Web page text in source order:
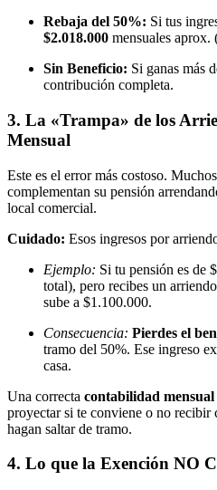
Rebaja del 50%: Si tus
$2.018.000 mensuales aprox.
Sin Beneficio: Si ganas más
contribución completa.
3. La «Trampa» de los
Mensual
Este es el error más costoso.
complementan su pensión
local comercial.
Cuidado: Esos ingresos por
Ejemplo: Si tu pensión es de
total), pero recibes un
sube a $1.100.000.
Consecuencia: Pierdes el
tramo del 50%. Ese ingreso
casa.
Una correcta contabilidad mensual
proyectar si te conviene o no recibir
hagan saltar de tramo.
4. Lo que la Exención NO